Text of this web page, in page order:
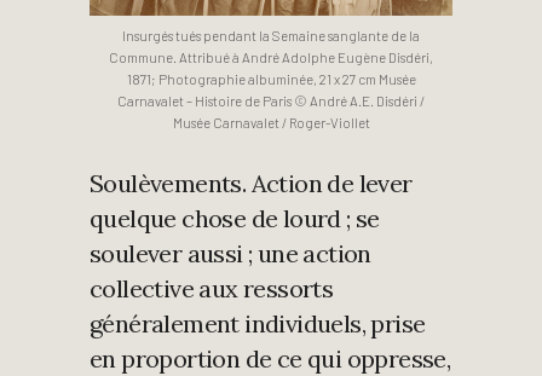
Insurgés tués pendant la Semaine sanglante de la
Commune. Attribué à André Adolphe Eugène Disdéri,
1871; Photographie albuminée, 21 x 27 cm Musée
Carnavalet – Histoire de Paris © André A.E. Disdéri /
Musée Carnavalet / Roger-Viollet
Soulèvements. Action de lever
quelque chose de lourd ; se
soulever aussi ; une action
collective aux ressorts
généralement individuels, prise
en proportion de ce qui oppresse,